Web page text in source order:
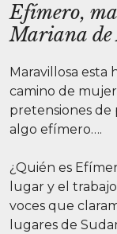
Efímero,
Mariana de
Maravillosa esta
camino de
pretensiones de
algo efímero….
¿Quién es
lugar y el
voces que
lugares de